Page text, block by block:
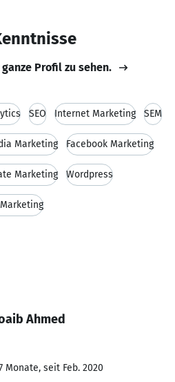
Profil zu sehen.
SEO Internet Marketing SEM
Marketing Facebook Marketing
Marketing Wordpress
Ahmed
Monate, seit Feb. 2020